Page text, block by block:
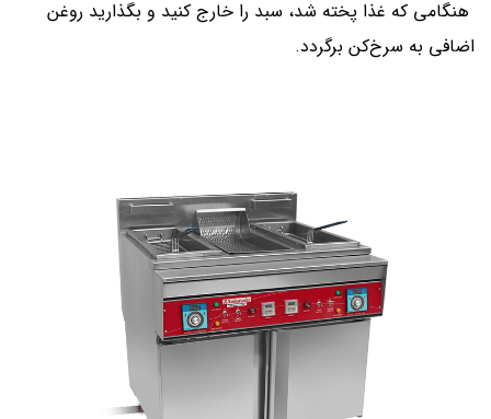
هنگامی که غذا پخته شد، سبد را خارج کنید و بگذارید روغن
اضافی به سرخ‌کن برگردد.